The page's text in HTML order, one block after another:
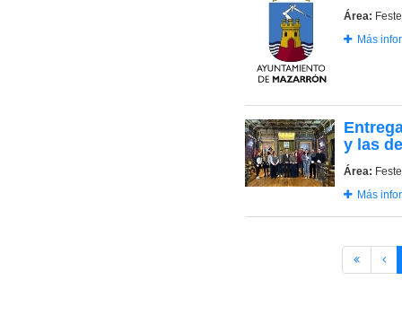
Área:
Más
y las
Área:
Más